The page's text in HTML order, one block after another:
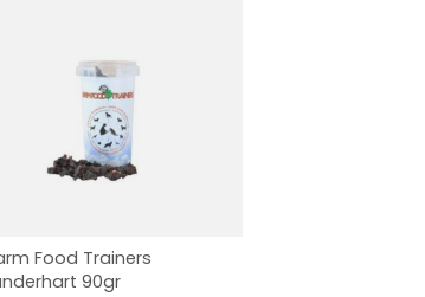
Food Trainers
90gr